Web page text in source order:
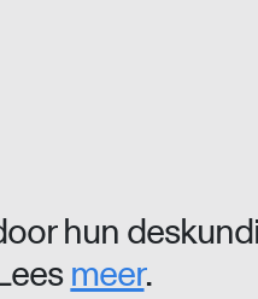
hun
meer.